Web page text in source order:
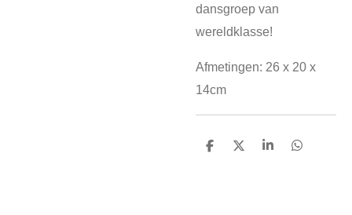
dansgroep van
wereldklasse!
Afmetingen: 26 x 20 x
14cm
D
D
S
D